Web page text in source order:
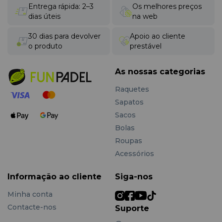
Em comparação com bolsas convencionais, este modelo
destaca-se pela proteção térmica avançada, organização
escolha segura para jogadores exigentes.
Entrega rápida: 2–3
dias úteis
Os melhores preços
na web
30 dias para devolver
o produto
Apoio ao cliente
prestável
As nossas categorias
Raquetes
Sapatos
Sacos
Bolas
Roupas
Acessórios
Informação ao cliente
Minha conta
Contacte-nos
Siga-nos
Suporte